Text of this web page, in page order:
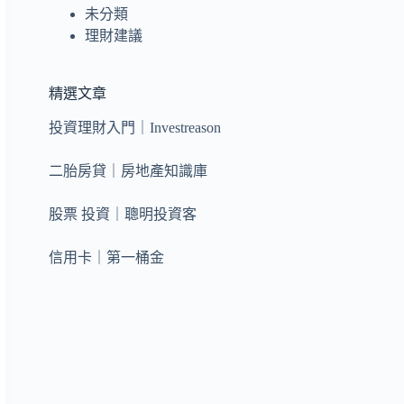
未分類
理財建議
精選文章
投資理財入門｜Investreason
二胎房貸｜房地產知識庫
股票 投資｜聰明投資客
信用卡｜第一桶金